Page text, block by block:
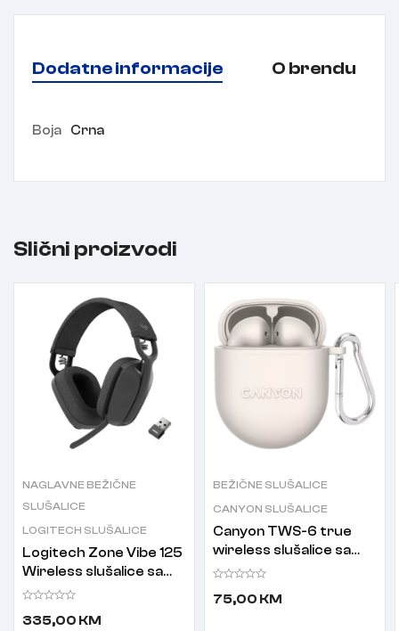
Dodatne informacije O brendu
Boja Crna
Slični proizvodi
NAGLAVNE BEŽIČNE
SLUŠALICE
LOGITECH SLUŠALICE
Logitech Zone Vibe 125
Wireless slušalice sa
mikrofonom
335,00 KM
BEŽIČNE SLUŠALICE
CANYON SLUŠALICE
Canyon TWS-6 true
wireless slušalice sa
mikrofonom CNS-
75,00 KM